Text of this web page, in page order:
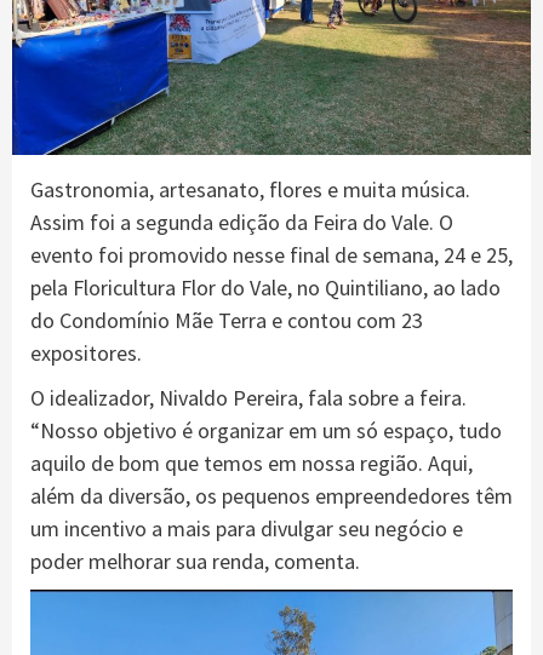
Gastronomia, artesanato, flores e muita música.
Assim foi a segunda edição da Feira do Vale. O
evento foi promovido nesse final de semana, 24 e 25,
pela Floricultura Flor do Vale, no Quintiliano, ao lado
do Condomínio Mãe Terra e contou com 23
expositores.
O idealizador, Nivaldo Pereira, fala sobre a feira.
“Nosso objetivo é organizar em um só espaço, tudo
aquilo de bom que temos em nossa região. Aqui,
além da diversão, os pequenos empreendedores têm
um incentivo a mais para divulgar seu negócio e
poder melhorar sua renda, comenta.